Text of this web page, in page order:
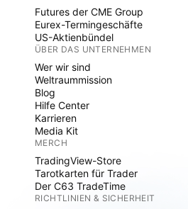
Futures der CME Group
Eurex-Termingeschäfte
US-Aktienbündel
ÜBER DAS UNTERNEHMEN
Wer wir sind
Weltraummission
Blog
Hilfe Center
Karrieren
Media Kit
MERCH
TradingView-Store
Tarotkarten für Trader
Der C63 TradeTime
RICHTLINIEN & SICHERHEIT